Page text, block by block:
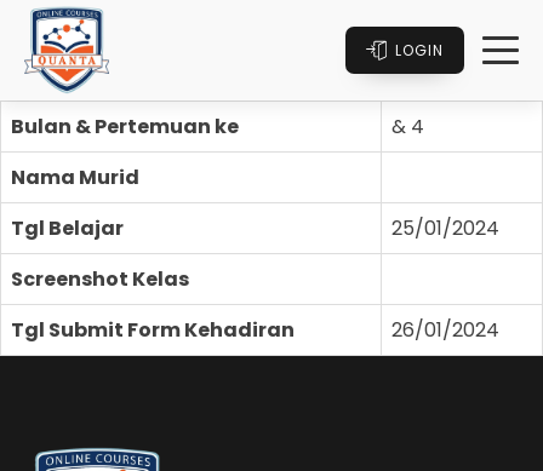
LOGIN
Bulan & Pertemuan ke
& 4
Nama Murid
Tgl Belajar
25/01/2024
Screenshot Kelas
Tgl Submit Form Kehadiran
26/01/2024